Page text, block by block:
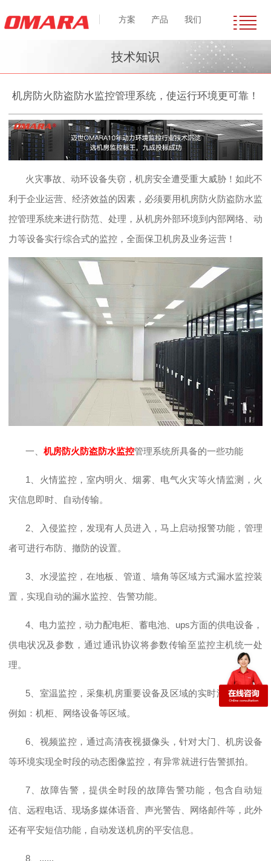
方案 产品 我们
技术知识
机房防火防盗防水监控管理系统，使运行环境更可靠！
火灾事故、动环设备失窃，机房安全遭受重大威胁！如此不
利于企业运营、经济效益的因素，必须要用机房防火防盗防水监
控管理系统来进行防范、处理，从机房外部环境到内部网络、动
力等设备实行综合式的监控，全面保卫机房及业务运营！
一、 机房防火防盗防水监控管理系统所具备的一些功能
1、火情监控，室内明火、烟雾、电气火灾等火情监测，火
灾信息即时、自动传输。
2、入侵监控，发现有人员进入，马上启动报警功能，管理
者可进行布防、撤防的设置。
3、水浸监控，在地板、管道、墙角等区域方式漏水监控装
置，实现自动的漏水监控、告警功能。
4、电力监控，动力配电柜、蓄电池、ups方面的供电设备，
供电状况及参数，通过通讯协议将参数传输至监控主机统一处
理。
5、室温监控，采集机房重要设备及区域的实时温、湿度，
例如：机柜、网络设备等区域。
6、视频监控，通过高清夜视摄像头，针对大门、机房设备
等环境实现全时段的动态图像监控，有异常就进行告警抓拍。
7、故障告警，提供全时段的故障告警功能，包含自动短
信、远程电话、现场多媒体语音、声光警告、网络邮件等，此外
还有平安短信功能，自动发送机房的平安信息。
8、......